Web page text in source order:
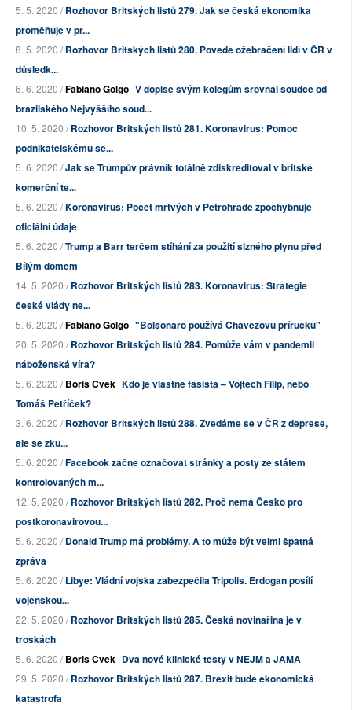
5. 5. 2020 /Rozhovor Britských listů 279. Jak se česká ekonomika
proměňuje v pr...
8. 5. 2020 /Rozhovor Britských listů 280. Povede ožebračení lidí v ČR v
důsledk...
6. 6. 2020 /Fabiano Golgo V dopise svým kolegům srovnal soudce od
brazilského Nejvyššího soud...
10. 5. 2020 /Rozhovor Britských listů 281. Koronavirus: Pomoc
podnikatelskému se...
5. 6. 2020 /Jak se Trumpův právník totálně zdiskreditoval v britské
komerční te...
5. 6. 2020 /Koronavirus: Počet mrtvých v Petrohradě zpochybňuje
oficiální údaje
5. 6. 2020 /Trump a Barr terčem stíhání za použití slzného plynu před
Bílým domem
14. 5. 2020 /Rozhovor Britských listů 283. Koronavirus: Strategie
české vlády ne...
5. 6. 2020 /Fabiano Golgo "Bolsonaro používá Chavezovu příručku"
20. 5. 2020 /Rozhovor Britských listů 284. Pomůže vám v pandemii
náboženská víra?
5. 6. 2020 /Boris Cvek Kdo je vlastně fašista – Vojtěch Filip, nebo
Tomáš Petříček?
3. 6. 2020 /Rozhovor Britských listů 288. Zvedáme se v ČR z deprese,
ale se zku...
5. 6. 2020 /Facebook začne označovat stránky a posty ze státem
kontrolovaných m...
12. 5. 2020 /Rozhovor Britských listů 282. Proč nemá Česko pro
postkoronavirovou...
5. 6. 2020 /Donald Trump má problémy. A to může být velmi špatná
zpráva
5. 6. 2020 /Libye: Vládní vojska zabezpečila Tripolis. Erdogan posílí
vojenskou...
22. 5. 2020 /Rozhovor Britských listů 285. Česká novinařina je v
troskách
5. 6. 2020 /Boris Cvek Dva nové klinické testy v NEJM a JAMA
29. 5. 2020 /Rozhovor Britských listů 287. Brexit bude ekonomická
katastrofa